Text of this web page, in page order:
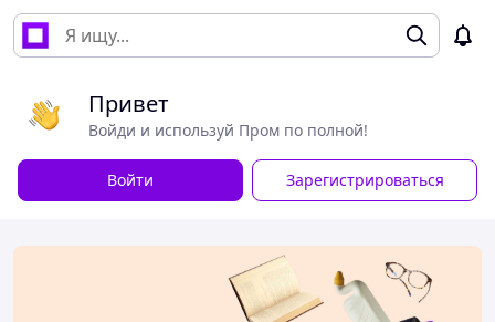
Привет
Войди и используй Пром по полной!
Войти Зарегистрироваться